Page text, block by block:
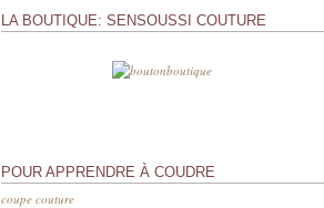
LA BOUTIQUE: SENSOUSSI COUTURE
POUR APPRENDRE À COUDRE
coupe couture